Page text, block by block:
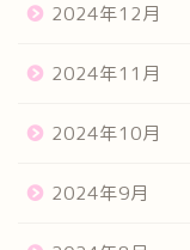
2024年12月
2024年11月
2024年10月
2024年9月